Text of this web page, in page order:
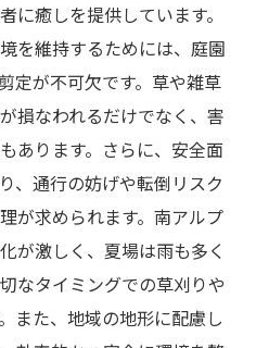
に癒しを提供しています。
を維持するためには、庭園
定が不可欠です。草や雑草
損なわれるだけでなく、害
あります。さらに、安全面
、通行の妨げや転倒リスク
が求められます。南アルプ
が激しく、夏場は雨も多く
なタイミングでの草刈りや
また、地域の地形に配慮し